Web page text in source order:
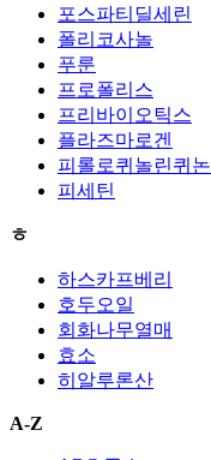
포스파티딜세린
폴리코사놀
푸룬
프로폴리스
프리바이오틱스
플라즈마로겐
피롤로퀴놀린퀴논
피세틴
ㅎ
하스카프베리
호두오일
회화나무열매
효소
히알루론산
A-Z